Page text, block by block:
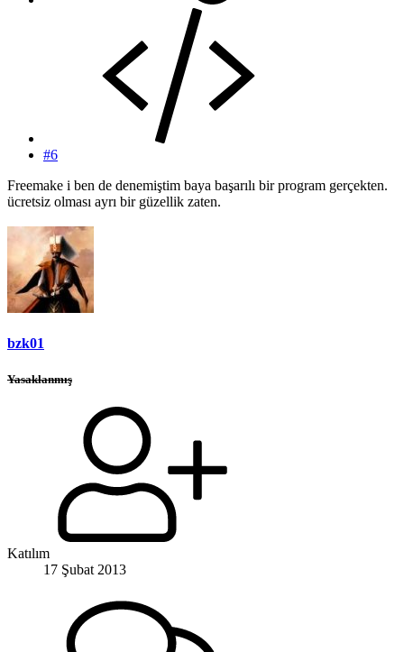
#6
Freemake i ben de denemiştim baya başarılı bir program gerçekten.
ücretsiz olması ayrı bir güzellik zaten.
bzk01
Yasaklanmış
Katılım
17 Şubat 2013